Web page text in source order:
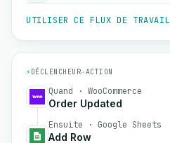
UTILISER CE FLUX DE TRAVAIL
⚡ DÉCLENCHEUR→ACTION
Quand · WooCommerce
Order Updated
Ensuite · Google Sheets
Add Row